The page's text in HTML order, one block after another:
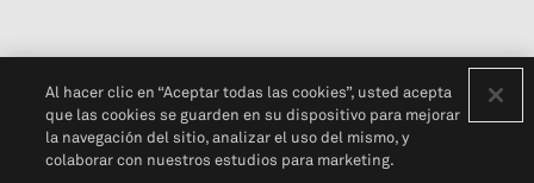
Al hacer clic en “Aceptar todas las cookies”, usted acepta
que las cookies se guarden en su dispositivo para mejorar
la navegación del sitio, analizar el uso del mismo, y
colaborar con nuestros estudios para marketing.